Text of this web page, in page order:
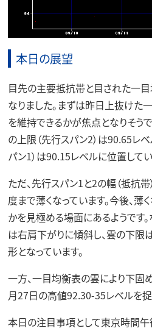
本日の展望
目先の主要抵抗帯と目された一
なりました。まずは昨日上抜け
を維持できるかが焦点となりそう
の上限（先行スパン2）は90.65レ
パン1）は90.15レベルに位置してい
ただ、先行スパン1と2の幅（抵抗
度まで薄くなっています。今後、
かを見極める場面にあるようです
は右肩下がりに傾斜し、雲の下限
形となっています。
一方、一目均衡表の雲により下固
月27日の高値92.30-35レベルを捉
本日の注目事項として東京時間